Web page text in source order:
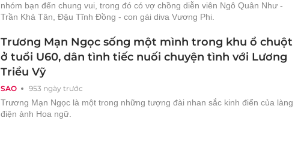
nhóm bạn đến chung vui, trong đó có vợ chồng diễn viên Ngô Quân Như -
Trần Khả Tân, Đậu Tĩnh Đồng - con gái diva Vương Phi.
SAO 953 ngày trước
Trương Mạn Ngọc sống một mình trong khu ổ chuột
ở tuổi U60, dân tình tiếc nuối chuyện tình với Lương
Triều Vỹ
Trương Mạn Ngọc là một trong những tượng đài nhan sắc kinh điển của làng
điện ảnh Hoa ngữ.